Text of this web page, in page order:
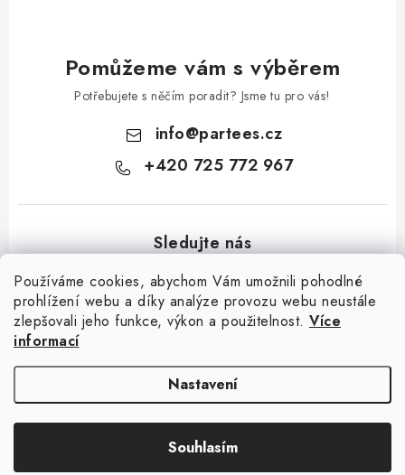
Používáme cookies, abychom Vám umožnili pohodlné
prohlížení webu a díky analýze provozu webu neustále
zlepšovali jeho funkce, výkon a použitelnost. Více
informací
Nastavení
Souhlasím
Pomůžeme vám s výběrem
Potřebujete s něčím poradit? Jsme tu pro vás!
info@partees.cz
+420 725 772 967
Kontakt Moje objednávka Hodnocení obchodu Jak nakupovat
Obchodní podmínky
Copyright 2026Partees.cz. Všechna práva vyhrazena.Upravit nastavení
cookies